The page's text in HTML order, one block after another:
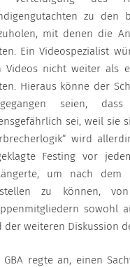
zu den
mit denen die
Ein Videospezialist
Videos nicht weiter als
Hieraus könne der
seien,
sei, weil sie
wird
Festing vor
um nach dem
zu können,
sowohl
der weiteren Diskussion
GBA regte an, einen